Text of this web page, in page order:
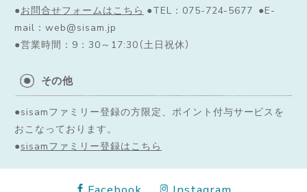
●お問合せフォームはこちら ●TEL：075-724-5677 ●E-
mail：web@sisam.jp
●営業時間：9：30～17:30（土日祝休）
その他
●sisamファミリー登録の方限定、ポイント付与サービスを
おこなっております。
●sisamファミリー登録はこちら
Facebook Instagram